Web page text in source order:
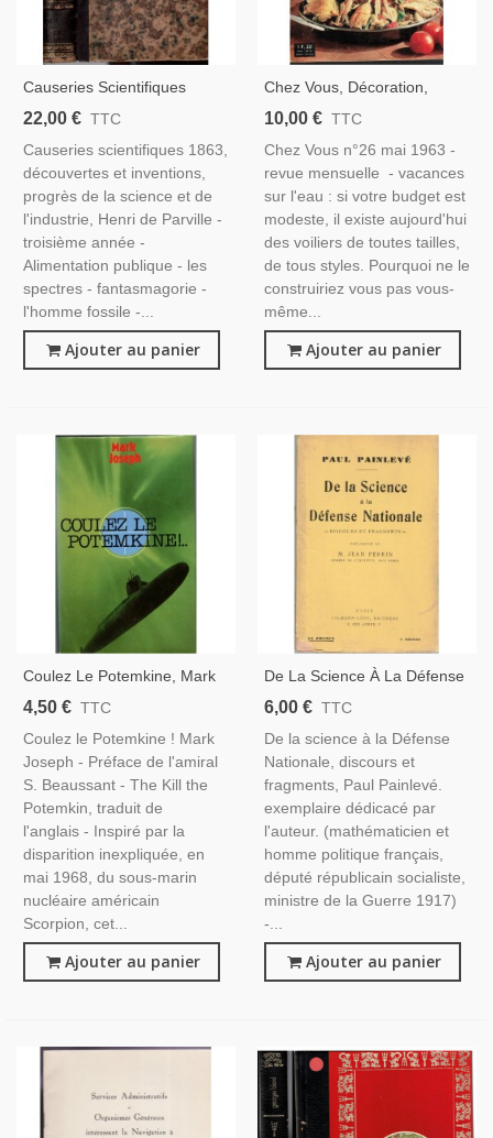
Causeries Scientifiques
1863, Progrès De La Science
Parville - Inventions 19e
Siècle, Revues
22,00 € TTC
Causeries scientifiques 1863,
découvertes et inventions,
progrès de la science et de
l'industrie, Henri de Parville -
troisième année -
Alimentation publique - les
spectres - fantasmagorie -
l'homme fossile -...
Ajouter au panier
Chez Vous, Décoration,
Cuisine, Entretien N°26 Mai
Féminin, Décoration, Vintage
1950
10,00 € TTC
Chez Vous n°26 mai 1963 -
revue mensuelle - vacances
sur l'eau : si votre budget est
modeste, il existe aujourd'hui
des voiliers de toutes tailles,
de tous styles. Pourquoi ne le
construiriez vous pas vous-
même...
Ajouter au panier
Coulez Le Potemkine, Mark
Joseph, 1989 - Sous-Marin
Guerre
4,50 € TTC
Coulez le Potemkine ! Mark
Joseph - Préface de l'amiral
S. Beaussant - The Kill the
Potemkin, traduit de
l'anglais - Inspiré par la
disparition inexpliquée, en
mai 1968, du sous-marin
nucléaire américain
Scorpion, cet...
Ajouter au panier
De La Science À La Défense
Nationale, Paul Painlevé,
Marine
6,00 € TTC
De la science à la Défense
Nationale, discours et
fragments, Paul Painlevé.
exemplaire dédicacé par
l'auteur. (mathématicien et
homme politique français,
député républicain socialiste,
ministre de la Guerre 1917)
-...
Ajouter au panier